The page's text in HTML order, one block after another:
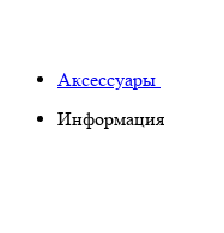
Аксессуары
Информация